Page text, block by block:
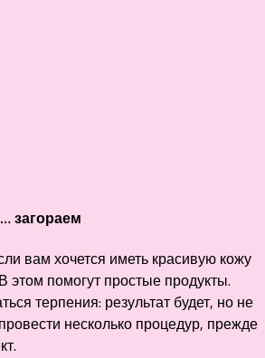
загораем
вам хочется иметь красивую кожу
этом помогут простые продукты.
терпения: результат будет, но не
несколько процедур, прежде